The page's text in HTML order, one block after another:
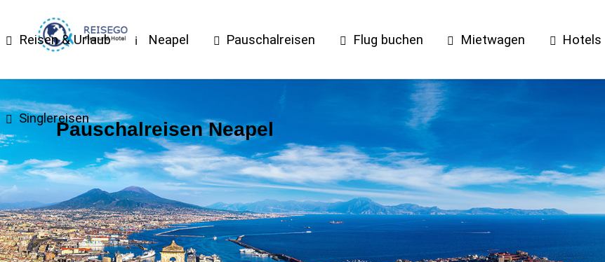
Reisen & Urlaub Neapel Pauschalreisen Flug buchen Mietwagen Hotels
Singlereisen
Pauschalreisen Neapel